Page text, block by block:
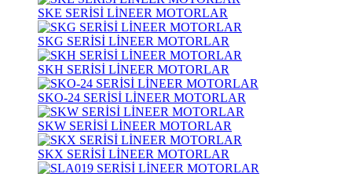
SKE SERİSİ LİNEER MOTORLAR
SKG SERİSİ LİNEER MOTORLAR
SKH SERİSİ LİNEER MOTORLAR
SKO-24 SERİSİ LİNEER MOTORLAR
SKW SERİSİ LİNEER MOTORLAR
SKX SERİSİ LİNEER MOTORLAR